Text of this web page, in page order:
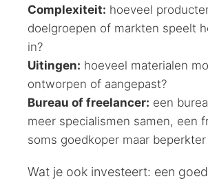
Complexiteit: hoeveel
doelgroepen of markten speelt
in?
Uitingen: hoeveel materialen
ontworpen of aangepast?
Bureau of freelancer: een
meer specialismen samen, een
soms goedkoper maar
Wat je ook investeert: een goed